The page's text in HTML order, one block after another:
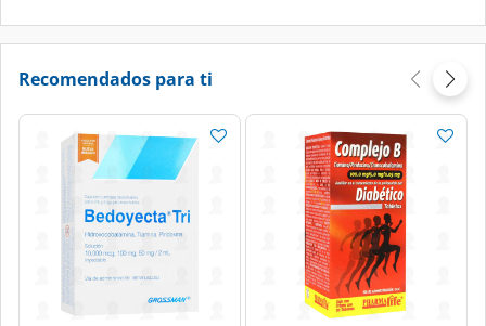
Recomendados para ti